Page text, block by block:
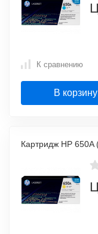
К сравнению
В корзину
Картридж HP 650A